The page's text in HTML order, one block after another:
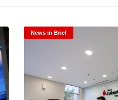
News in Brief